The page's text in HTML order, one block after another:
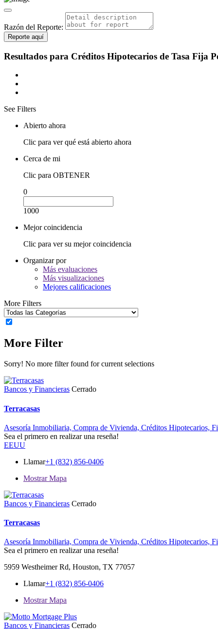
Razón del Reporte:
Reporte aquí
Resultados para Créditos Hipotecarios de Tasa Fija
See Filters
Abierto ahora
Clic para ver qué está abierto ahora
Cerca de mi
Clic para OBTENER
0
1000
Mejor coincidencia
Clic para ver su mejor coincidencia
Organizar por
Más evaluaciones
Más visualizaciones
Mejores calificaciones
More Filters
More Filter
Sorry! No more filter found for current selections
Bancos y Financieras Cerrado
Terracasas
Asesoría Inmobiliaria, Compra de Vivienda, Créditos Hipotecarios,
Sea el primero en realizar una reseña!
EEUU
Llamar+1 (832) 856-0406
Mostrar Mapa
Bancos y Financieras Cerrado
Terracasas
Asesoría Inmobiliaria, Compra de Vivienda, Créditos Hipotecarios,
Sea el primero en realizar una reseña!
5959 Westheimer Rd, Houston, TX 77057
Llamar+1 (832) 856-0406
Mostrar Mapa
Bancos y Financieras Cerrado